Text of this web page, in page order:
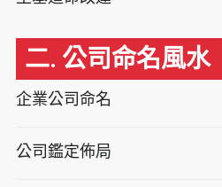
二. 公司命名風水
企業公司命名
公司鑑定佈局